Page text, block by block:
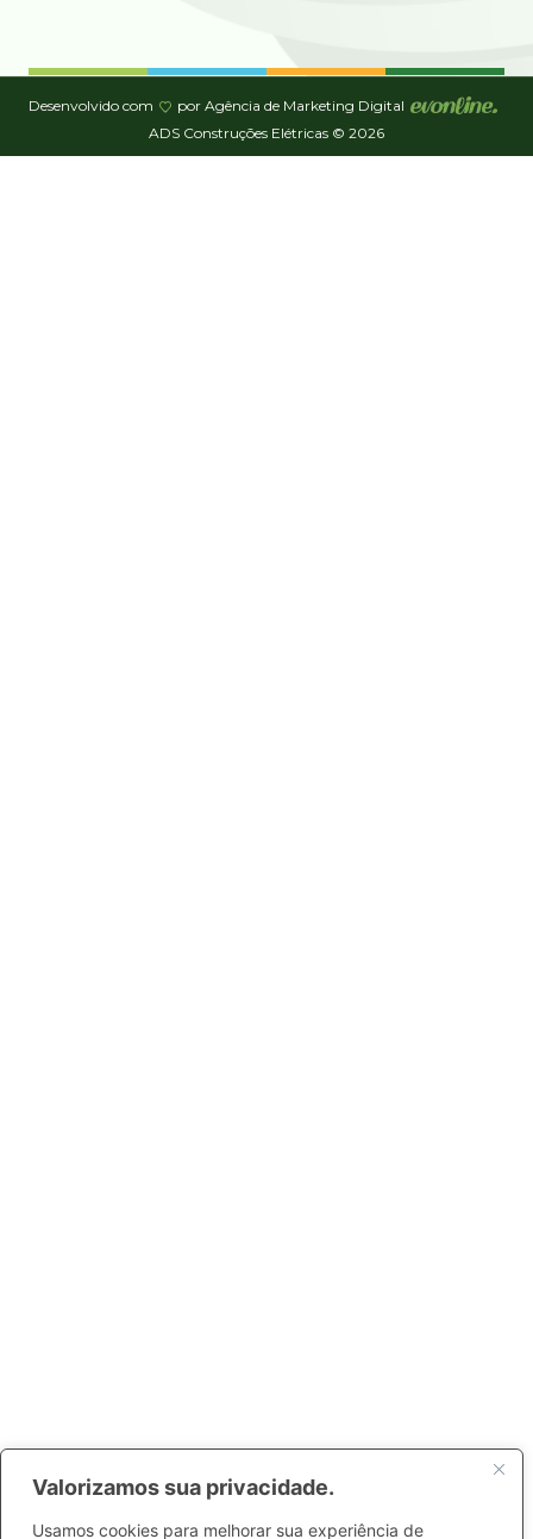
Valorizamos sua privacidade.
Usamos cookies para melhorar sua experiência de
Desenvolvido com
por Agência de Marketing Digital
ADS Construções Elétricas © 2026